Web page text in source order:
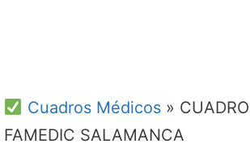
Cuadros Médicos»
FAMEDIC SALAMANCA